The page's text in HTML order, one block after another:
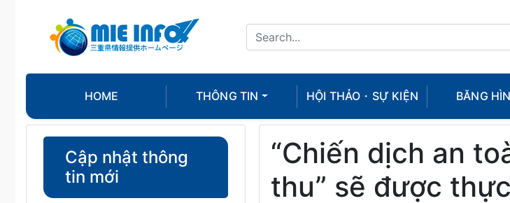
HOME THÔNG TIN HỘI THẢO・SỰ KIỆN BĂNG
Cập nhật thông
tin mới
“Chiến dịch an
thu” sẽ được